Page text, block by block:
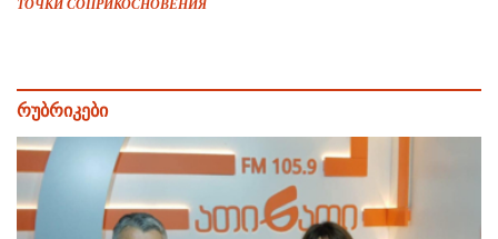
ТОЧКИ СОПРИКОСНОВЕНИЯ
რუბრიკები